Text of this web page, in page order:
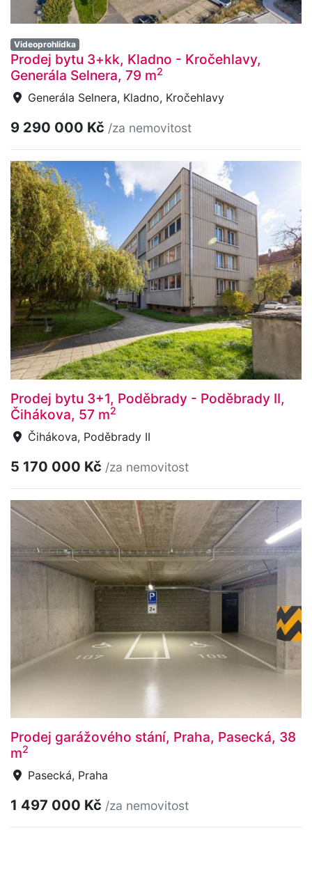
Videoprohlídka
Prodej bytu 3+kk, Kladno - Kročehlavy,
Generála Selnera, 79 m2
Generála Selnera, Kladno, Kročehlavy
9 290 000 Kč /za nemovitost
Prodej bytu 3+1, Poděbrady - Poděbrady II,
Čihákova, 57 m2
Čihákova, Poděbrady II
5 170 000 Kč /za nemovitost
Prodej garážového stání, Praha, Pasecká, 38
m2
Pasecká, Praha
1 497 000 Kč /za nemovitost